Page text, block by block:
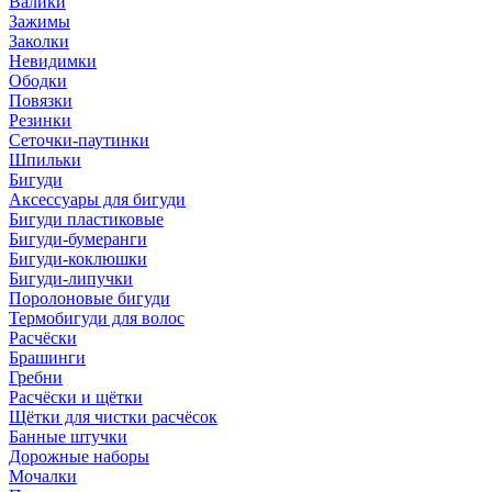
Зажимы
Заколки
Невидимки
Ободки
Повязки
Резинки
Сеточки-паутинки
Шпильки
Бигуди
Аксессуары для бигуди
Бигуди пластиковые
Бигуди-бумеранги
Бигуди-коклюшки
Бигуди-липучки
Поролоновые бигуди
Термобигуди для волос
Расчёски
Брашинги
Гребни
Расчёски и щётки
Щётки для чистки расчёсок
Банные штучки
Дорожные наборы
Мочалки